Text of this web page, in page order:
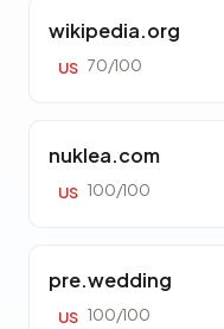
wikipedia.org
US 70/100
nuklea.com
US 100/100
pre.wedding
US 100/100